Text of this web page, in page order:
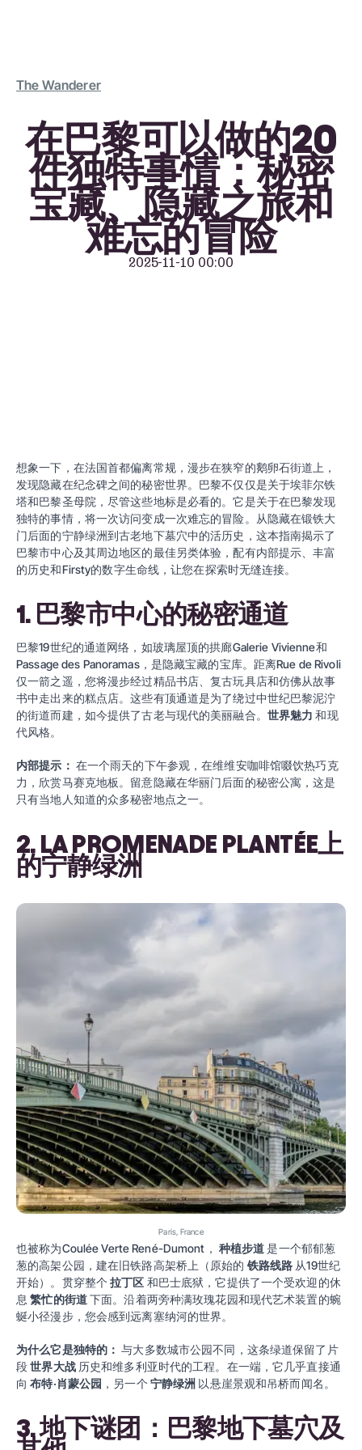
The Wanderer
在巴黎可以做的20
件独特事情：秘密
宝藏、隐藏之旅和
难忘的冒险
2025-11-10 00:00
想象一下，在法国首都偏离常规，漫步在狭窄的鹅卵石街道上，
发现隐藏在纪念碑之间的秘密世界。巴黎不仅仅是关于埃菲尔铁
塔和巴黎圣母院，尽管这些地标是必看的。它是关于在巴黎发现
独特的事情，将一次访问变成一次难忘的冒险。从隐藏在锻铁大
门后面的宁静绿洲到古老地下墓穴中的活历史，这本指南揭示了
巴黎市中心及其周边地区的最佳另类体验，配有内部提示、丰富
的历史和Firsty的数字生命线，让您在探索时无缝连接。
1. 巴黎市中心的秘密通道
巴黎19世纪的通道网络，如玻璃屋顶的拱廊Galerie Vivienne和
Passage des Panoramas，是隐藏宝藏的宝库。距离Rue de Rivoli
仅一箭之遥，您将漫步经过精品书店、复古玩具店和仿佛从故事
书中走出来的糕点店。这些有顶通道是为了绕过中世纪巴黎泥泞
的街道而建，如今提供了古老与现代的美丽融合。 世界魅力 和现
代风格。
内部提示： 在一个雨天的下午参观，在维维安咖啡馆啜饮热巧克
力，欣赏马赛克地板。留意隐藏在华丽门后面的秘密公寓，这是
只有当地人知道的众多秘密地点之一。
2. LA PROMENADE PLANTÉE上
的宁静绿洲
Paris, France
也被称为Coulée Verte René-Dumont， 种植步道是一个郁郁葱
葱的高架公园，建在旧铁路高架桥上（原始的 铁路线路 从19世纪
开始）。贯穿整个拉丁区 和巴士底狱，它提供了一个受欢迎的休
息繁忙的街道下面。沿着两旁种满玫瑰花园和现代艺术装置的蜿
蜒小径漫步，您会感到远离塞纳河的世界。
为什么它是独特的： 与大多数城市公园不同，这条绿道保留了片
段世界大战历史和维多利亚时代的工程。在一端，它几乎直接通
向布特·肖蒙公园 ，另一个 宁静绿洲 以悬崖景观和吊桥而闻名。
3. 地下谜团：巴黎地下墓穴及